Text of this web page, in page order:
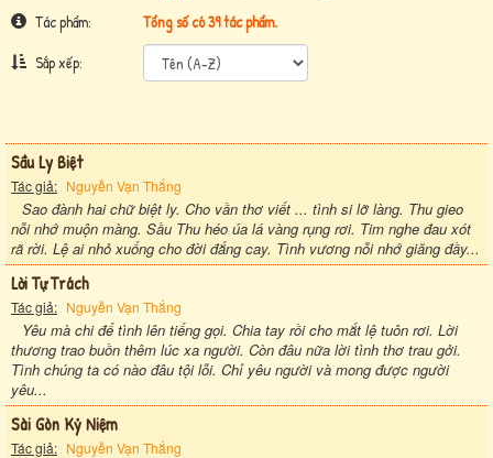
Tác phẩm:
Tổng số có 39 tác phẩm.
Sắp xếp:
Sầu Ly Biệt
Tác giả: Nguyễn Vạn Thắng
Sao đành hai chữ biệt ly. Cho vần thơ viết ... tình si lỡ làng. Thu gieo
nỗi nhớ muộn màng. Sầu Thu héo úa lá vàng rụng rơi. Tim nghe đau xót
rã rời. Lệ ai nhỏ xuống cho đời đắng cay. Tình vương nỗi nhớ giăng đầy...
Lời Tự Trách
Tác giả: Nguyễn Vạn Thắng
Yêu mà chi để tình lên tiếng gọi. Chia tay rồi cho mắt lệ tuôn rơi. Lời
thương trao buồn thêm lúc xa người. Còn đâu nữa lời tình thơ trau gởi.
Tình chúng ta có nào đâu tội lỗi. Chỉ yêu người và mong được người
yêu...
Sài Gòn Kỷ Niệm
Tác giả: Nguyễn Vạn Thắng